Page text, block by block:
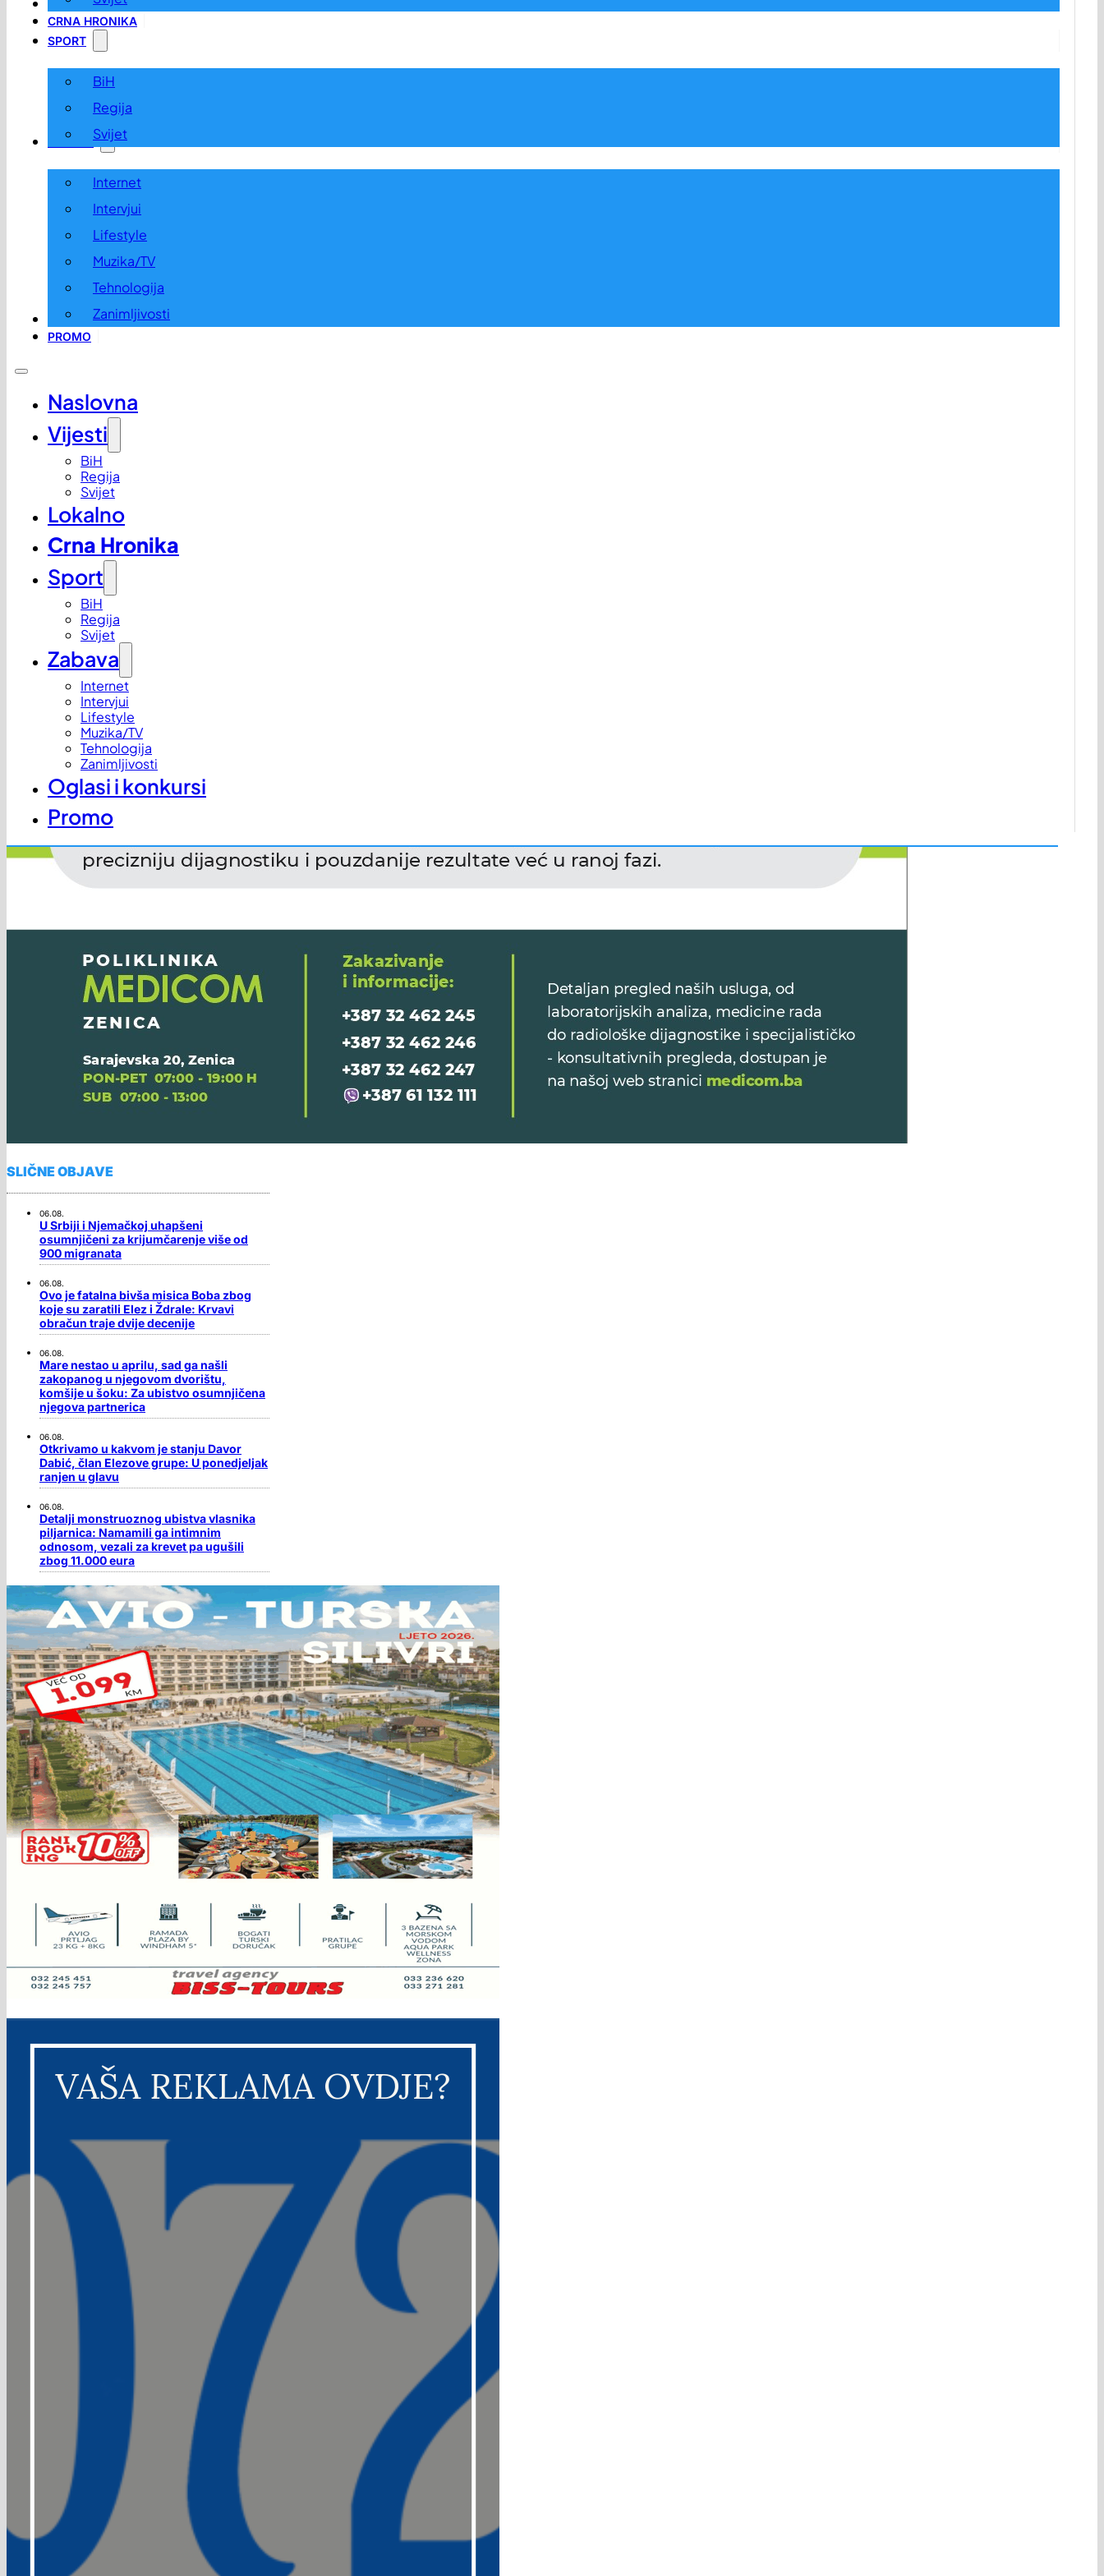
LOKALNO
CRNA HRONIKA
SPORT
BiH
Regija
Svijet
ZABAVA
Internet
Intervjui
Lifestyle
Muzika/TV
Tehnologija
Zanimljivosti
OGLASI I KONKURSI
PROMO
Naslovna
Vijesti
BiH
Regija
Svijet
Lokalno
Crna Hronika
Sport
BiH
Regija
Svijet
Zabava
Internet
Intervjui
Lifestyle
Muzika/TV
Tehnologija
Zanimljivosti
Oglasi i konkursi
Promo
SLIČNE OBJAVE
06.08.
U Srbiji i Njemačkoj uhapšeni
osumnjičeni za krijumčarenje više od
900 migranata
06.08.
Ovo je fatalna bivša misica Boba zbog
koje su zaratili Elez i Ždrale: Krvavi
obračun traje dvije decenije
06.08.
Mare nestao u aprilu, sad ga našli
zakopanog u njegovom dvorištu,
komšije u šoku: Za ubistvo osumnjičena
njegova partnerica
06.08.
Otkrivamo u kakvom je stanju Davor
Dabić, član Elezove grupe: U ponedjeljak
ranjen u glavu
06.08.
Detalji monstruoznog ubistva vlasnika
piljarnica: Namamili ga intimnim
odnosom, vezali za krevet pa ugušili
zbog 11.000 eura